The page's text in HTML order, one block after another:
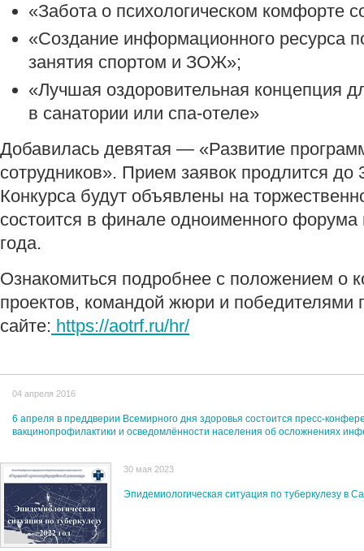
«Забота о психологическом комфорте
«Создание информационного ресурса
занятия спортом и ЗОЖ»;
«Лучшая оздоровительная концепция
в санатории или спа-отеле»
Добавилась девятая — «Развитие
сотрудников». Прием заявок продлится до
Конкурса будут объявлены на
состоится в финале одноименного
года.
Ознакомиться подробнее с положением о
проектов, командой жюри и
сайте: https://aotrf.ru/hr/
04 апреля 2016
6 апреля в преддверии Всемирного дня здоровья состоится пресс-
вакцинопрофилактики и осведомлённости населения об осложнениях
30 мая 2023
Эпидемиологическая ситуация по туберкулезу в